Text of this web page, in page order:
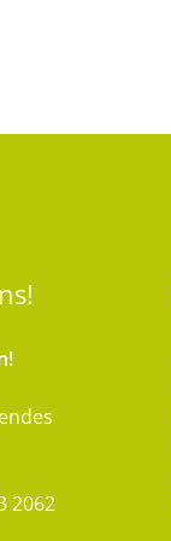
2062